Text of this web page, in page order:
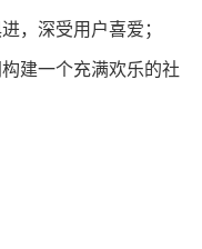
，深受用户喜爱；
建一个充满欢乐的社